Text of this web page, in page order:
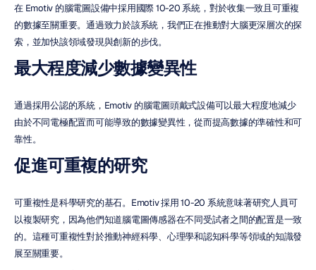
在 Emotiv 的腦電圖設備中採用國際 10-20 系統，對於收集一致且可重複
的數據至關重要。通過致力於該系統，我們正在推動對大腦更深層次的探
索，並加快該領域發現與創新的步伐。
最大程度減少數據變異性
通過採用公認的系統，Emotiv 的腦電圖頭戴式設備可以最大程度地減少
由於不同電極配置而可能導致的數據變異性，從而提高數據的準確性和可
靠性。
促進可重複的研究
可重複性是科學研究的基石。Emotiv 採用 10-20 系統意味著研究人員可
以複製研究，因為他們知道腦電圖傳感器在不同受試者之間的配置是一致
的。這種可重複性對於推動神經科學、心理學和認知科學等領域的知識發
展至關重要。